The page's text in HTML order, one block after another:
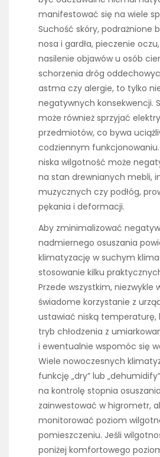
manifestować się na wiele
Suchość skóry, podrażnione
nosa i gardła, pieczenie
nasilenie objawów u osób
schorzenia dróg
astma czy alergie, to tylko
negatywnych konsekwencji.
może również sprzyjać
przedmiotów, co bywa
codziennym
niska wilgotność może
na stan drewnianych mebli,
muzycznych czy podłóg,
pękania i deformacji.
Aby zminimalizować
nadmiernego osuszania
klimatyzację w suchym
stosowanie kilku
Przede wszystkim, niezwykle
świadome korzystanie z
ustawiać niską temperaturę,
tryb chłodzenia z
i ewentualnie wspomóc się
Wiele nowoczesnych
funkcję „dry” lub
na kontrolę stopnia
zainwestować w higrometr,
monitorować poziom
pomieszczeniu. Jeśli
poniżej komfortowego